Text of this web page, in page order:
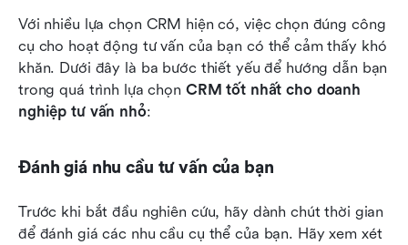
Với nhiều lựa chọn CRM hiện có, việc chọn đúng công
cụ cho hoạt động tư vấn của bạn có thể cảm thấy khó
khăn. Dưới đây là ba bước thiết yếu để hướng dẫn bạn
trong quá trình lựa chọn CRM tốt nhất cho doanh
nghiệp tư vấn nhỏ:
Đánh giá nhu cầu tư vấn của bạn
Trước khi bắt đầu nghiên cứu, hãy dành chút thời gian
để đánh giá các nhu cầu cụ thể của bạn. Hãy xem xét